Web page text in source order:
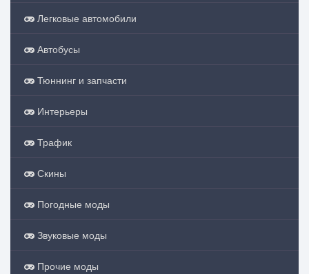
Легковые автомобили
Автобусы
Тюннинг и запчасти
Интерьеры
Трафик
Скины
Погодные моды
Звуковые моды
Прочие моды